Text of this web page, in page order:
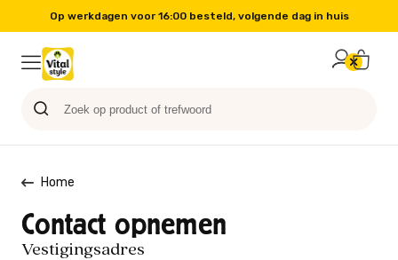
Op werkdagen voor 16:00 besteld, volgende dag in huis
Home
Contact opnemen
Vestigingsadres